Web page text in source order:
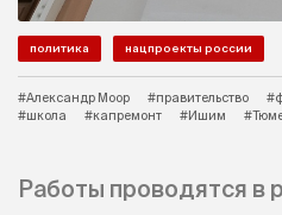
политика нацпроекты россии
#Александр Моор #правительство
#школа
#капремонт #Ишим
Работы проводятся в